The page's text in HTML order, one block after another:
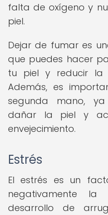
falta de oxígeno y
piel.
Dejar de fumar es
que puedes hacer
tu piel y reducir la
Además, es
segunda mano,
dañar la piel y
envejecimiento.
Estrés
El estrés es un
negativamente
desarrollo de